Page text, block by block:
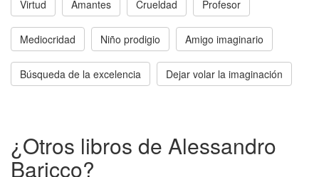
Virtud Amantes Crueldad Profesor
Mediocridad Niño prodigio Amigo imaginario
Búsqueda de la excelencia Dejar volar la imaginación
¿Otros libros de Alessandro
Baricco?